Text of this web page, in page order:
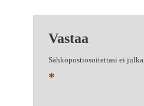
Vastaa
Sähköpostiosoitettasi ei
*